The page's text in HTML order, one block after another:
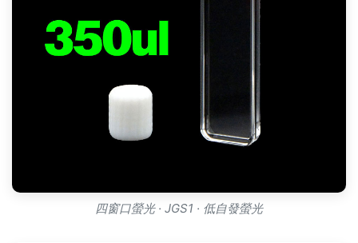
四窗口螢光 · JGS1 · 低自發螢光